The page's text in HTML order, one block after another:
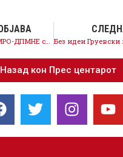
Назад кон Прес центарот